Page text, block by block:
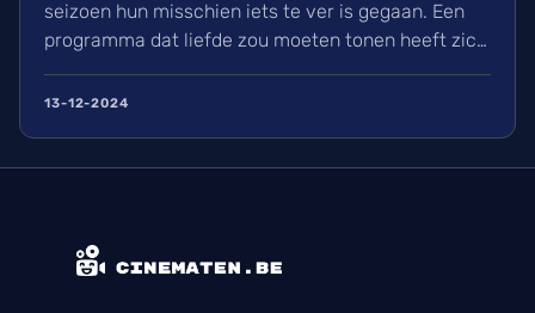
seizoen hun misschien iets te ver is gegaan. Een
programma dat liefde zou moeten tonen heeft zich
meer gefocust om leed. Is dit de nieuwe soort van
uitlachtelevisie?
13-12-2024